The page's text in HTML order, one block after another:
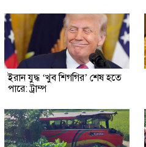
ইরান যুদ্ধ ‘খুব শিগগির’ শেষ হতে
পারে: ট্রাম্প